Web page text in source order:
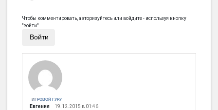
Чтобы комментировать, авторизуйтесь или войдите - используя кнопку
"войти".
Войти
ИГРОВОЙ ГУРУ
Евгения 19.12.2015 в 01:46